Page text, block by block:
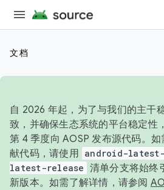
文档
自 2026 年起，为了与我们的主干
致，并确保生态系统的平台稳定性
第 4 季度向 AOSP 发布源代码。
献代码，请使用 android-
latest-release 清单分支将始终
新版本。如需了解详情，请参阅